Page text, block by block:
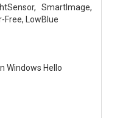
SmartImage,
Free, LowBlue
Windows Hello